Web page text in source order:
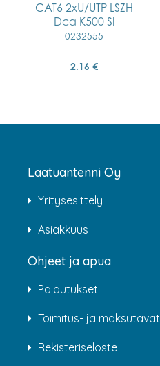
CAT6 2xU/UTP LSZH
Dca K500 SI
0232555
2.16 €
Laatuantenni Oy
Yritysesittely
Asiakkuus
Ohjeet ja apua
Palautukset
Toimitus- ja maksutavat
Rekisteriseloste